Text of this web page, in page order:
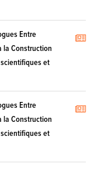
Entre
la Construction
et
Entre
la Construction
et